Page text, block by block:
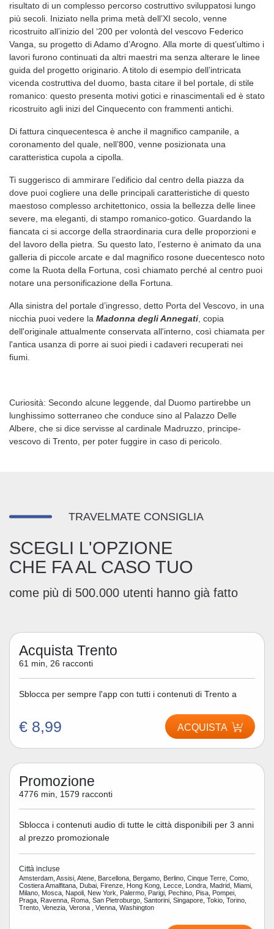
risultato di un complesso percorso costruttivo sviluppatosi lungo
più secoli. Iniziato nella prima metà dell’XI secolo, venne
ricostruito all’inizio del ‘200 per volontà del vescovo Federico
Vanga, su progetto di Adamo d’Arogno. Alla morte di quest’ultimo i
lavori furono continuati da altri maestri ma senza alterare le linee
guida del progetto originario. A titolo di esempio dell’intricata
vicenda costruttiva del duomo, basta citare il bel portale, di stile
romanico: questo presenta motivi gotici e rinascimentali ed è stato
ricostruito agli inizi del Cinquecento con frammenti antichi.
Di fattura cinquecentesca è anche il magnifico campanile, a
coronamento del quale, nell’800, venne posizionata una
caratteristica cupola a cipolla.
Ti suggerisco di ammirare l’edificio dal centro della piazza da
dove puoi cogliere una delle principali caratteristiche di questo
maestoso complesso architettonico, ossia la bellezza delle linee
severe, ma eleganti, di stampo romanico-gotico. Guardando la
fiancata ci si accorge della straordinaria cura delle proporzioni e
del lavoro della pietra. Su questo lato, l’esterno è animato da una
galleria di piccole arcate e dal magnifico rosone duecentesco noto
come la Ruota della Fortuna, così chiamato perché al centro puoi
notare una personificazione della Fortuna.
Alla sinistra del portale d’ingresso, detto Porta del Vescovo, in una
nicchia puoi vedere la Madonna degli Annegati , copia
dell'originale attualmente conservata all'interno, così chiamata per
l'antica usanza di porre ai suoi piedi i cadaveri recuperati nei
fiumi.
Curiosità: Secondo alcune leggende, dal Duomo partirebbe un
lunghissimo sotterraneo che conduce sino al Palazzo Delle
Albere, che si dice servisse al cardinale Madruzzo, principe-
vescovo di Trento, per poter fuggire in caso di pericolo.
TRAVELMATE CONSIGLIA
SCEGLI L'OPZIONE
CHE FA AL CASO TUO
come più di 500.000 utenti hanno già fatto
Acquista Trento
61 min, 26 racconti
Sblocca per sempre l'app con tutti i contenuti di Trento a
€ 8,99 ACQUISTA
Promozione
4776 min, 1579 racconti
Sblocca i contenuti audio di tutte le città disponibili per 3 anni
al prezzo promozionale
Città incluse
Amsterdam, Assisi, Atene, Barcellona, Bergamo, Berlino, Cinque Terre, Como,
Costiera Amalfitana, Dubai, Firenze, Hong Kong, Lecce, Londra, Madrid, Miami,
Milano, Mosca, Napoli, New York, Palermo, Parigi, Pechino, Pisa, Pompei,
Praga, Ravenna, Roma, San Pietroburgo, Santorini, Singapore, Tokio, Torino,
Trento, Venezia, Verona , Vienna, Washington